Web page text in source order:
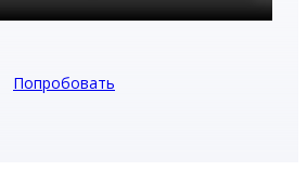
Попробовать